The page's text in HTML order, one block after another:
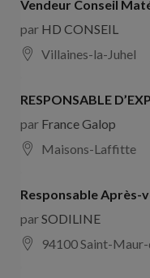
Vendeur Conseil
par HD CONSEIL
Villaines-la-Juhel
RESPONSABLE
par France Galop
Maisons-Laffitte
Responsable Après-
parSODILINE
94100 Saint-Maur-